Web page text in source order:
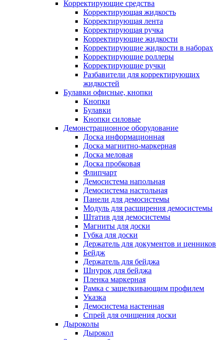
Корректирующие средства
Корректирующая жидкость
Корректирующая лента
Корректирующая ручка
Корректирующие жидкости
Корректирующие жидкости в наборах
Корректирующие роллеры
Корректирующие ручки
Разбавители для корректирующих
жидкостей
Булавки офисные, кнопки
Кнопки
Булавки
Кнопки силовые
Демонстрационное оборудование
Доска информационная
Доска магнитно-маркерная
Доска меловая
Доска пробковая
Флипчарт
Демосистема напольная
Демосистема настольная
Панели для демосистемы
Модуль для расширения демосистемы
Штатив для демосистемы
Магниты для доски
Губка для доски
Держатель для документов и ценников
Бейдж
Держатель для бейджа
Шнурок для бейджа
Пленка маркерная
Рамка с защелкивающим профилем
Указка
Демосистема настенная
Спрей для очищения доски
Дыроколы
Дырокол